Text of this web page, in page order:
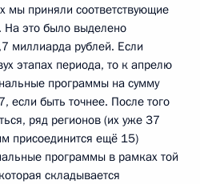
мы приняли соответствующие
На это было выделено
миллиарда рублей. Если
этапах периода, то к апрелю
программы на сумму
если быть точнее. После того
ряд регионов (их уже 37
присоединится ещё 15)
программы в рамках той
складывается